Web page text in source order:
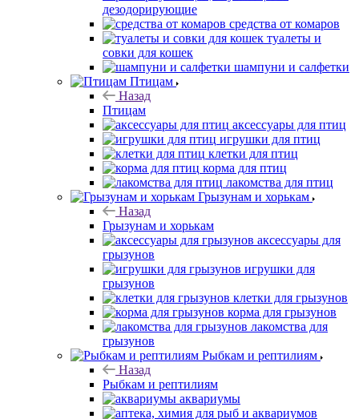
дезодорирующие
средства от комаров
туалеты и
совки для кошек
шампуни и салфетки
Птицам
Назад
Птицам
аксессуары для птиц
игрушки для птиц
клетки для птиц
корма для птиц
лакомства для птиц
Грызунам и хорькам
Назад
Грызунам и хорькам
аксессуары для
грызунов
игрушки для
грызунов
клетки для грызунов
корма для грызунов
лакомства для
грызунов
Рыбкам и рептилиям
Назад
Рыбкам и рептилиям
аквариумы